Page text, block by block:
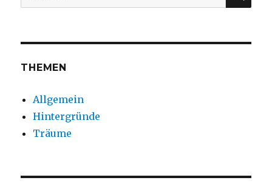
nach:
THEMEN
Allgemein
Hintergründe
Träume